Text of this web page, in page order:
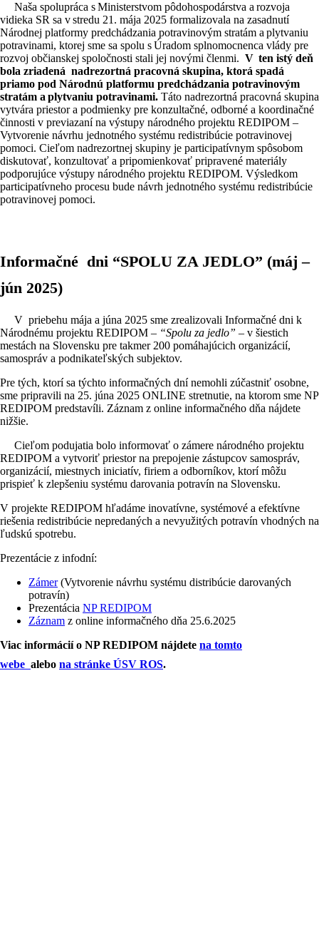
Naša spolupráca s Ministerstvom pôdohospodárstva a rozvoja
vidieka SR sa v stredu 21. mája 2025 formalizovala na zasadnutí
Národnej platformy predchádzania potravinovým stratám a plytvaniu
potravinami, ktorej sme sa spolu s Úradom splnomocnenca vlády pre
rozvoj občianskej spoločnosti stali jej novými členmi. V ten istý deň
bola zriadená nadrezortná pracovná skupina, ktorá spadá
priamo pod Národnú platformu predchádzania potravinovým
stratám a plytvaniu potravinami. Táto nadrezortná pracovná skupina
vytvára priestor a podmienky pre konzultačné, odborné a koordinačné
činnosti v previazaní na výstupy národného projektu REDIPOM –
Vytvorenie návrhu jednotného systému redistribúcie potravinovej
pomoci. Cieľom nadrezortnej skupiny je participatívnym spôsobom
diskutovať, konzultovať a pripomienkovať pripravené materiály
podporujúce výstupy národného projektu REDIPOM. Výsledkom
participatívneho procesu bude návrh jednotného systému redistribúcie
potravinovej pomoci.
Informačné dni “SPOLU ZA JEDLO” (máj –
jún 2025)
V priebehu mája a júna 2025 sme zrealizovali Informačné dni k
Národnému projektu REDIPOM – “Spolu za jedlo” – v šiestich
mestách na Slovensku pre takmer 200 pomáhajúcich organizácií,
samospráv a podnikateľských subjektov.
Pre tých, ktorí sa týchto informačných dní nemohli zúčastniť osobne,
sme pripravili na 25. júna 2025 ONLINE stretnutie, na ktorom sme NP
REDIPOM predstavíli. Záznam z online informačného dňa nájdete
nižšie.
Cieľom podujatia bolo informovať o zámere národného projektu
REDIPOM a vytvoriť priestor na prepojenie zástupcov samospráv,
organizácií, miestnych iniciatív, firiem a odborníkov, ktorí môžu
prispieť k zlepšeniu systému darovania potravín na Slovensku.
V projekte REDIPOM hľadáme inovatívne, systémové a efektívne
riešenia redistribúcie nepredaných a nevyužitých potravín vhodných na
ľudskú spotrebu.
Prezentácie z infodní:
Zámer(Vytvorenie návrhu systému distribúcie darovaných
potravín)
Prezentácia NP REDIPOM
Záznam z online informačného dňa 25.6.2025
Viac informácií o NP REDIPOM nájdete na tomto
webe alebo na stránke ÚSV ROS.